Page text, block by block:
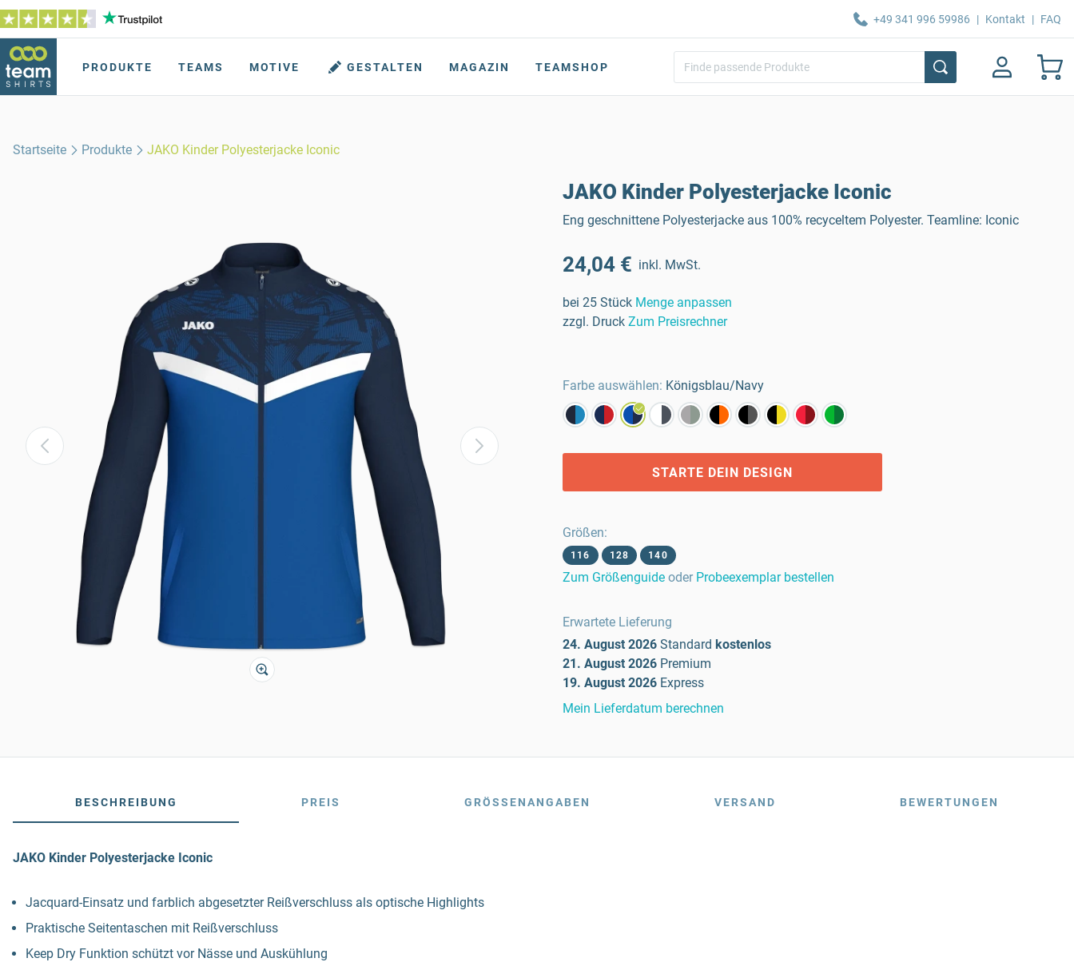
+49 341 996 59986 | Kontakt | FAQ
PRODUKTE TEAMS MOTIVE GESTALTEN MAGAZIN TEAMSHOP
Startseite Produkte JAKO Kinder Polyesterjacke Iconic
JAKO Kinder Polyesterjacke Iconic
Eng geschnittene Polyesterjacke aus 100% recyceltem Polyester. Teamline: Iconic
24,04 € inkl. MwSt.
bei 25 Stück Menge anpassen
zzgl. Druck Zum Preisrechner
Farbe auswählen: Königsblau/Navy
STARTE DEIN DESIGN
Größen:
116 128 140
Zum Größenguide oder Probeexemplar bestellen
Erwartete Lieferung
24. August 2026 Standard kostenlos
21. August 2026 Premium
19. August 2026 Express
Mein Lieferdatum berechnen
BESCHREIBUNG PREIS GRÖSSENANGABEN VERSAND BEWERTUNGEN
JAKO Kinder Polyesterjacke Iconic
Jacquard-Einsatz und farblich abgesetzter Reißverschluss als optische Highlights
Praktische Seitentaschen mit Reißverschluss
Keep Dry Funktion schützt vor Nässe und Auskühlung